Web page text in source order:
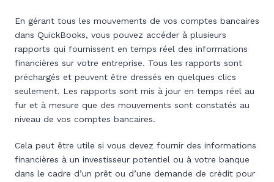
En gérant tous les mouvements de vos comptes bancaires
dans QuickBooks, vous pouvez accéder à plusieurs
rapports qui fournissent en temps réel des informations
financières sur votre entreprise. Tous les rapports sont
préchargés et peuvent être dressés en quelques clics
seulement. Les rapports sont mis à jour en temps réel au
fur et à mesure que des mouvements sont constatés au
niveau de vos comptes bancaires.
Cela peut être utile si vous devez fournir des informations
financières à un investisseur potentiel ou à votre banque
dans le cadre d’un prêt ou d’une demande de crédit pour